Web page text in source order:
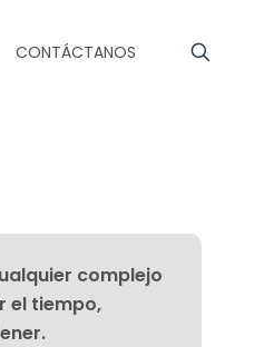
CONTÁCTANOS
complejo
el tiempo,